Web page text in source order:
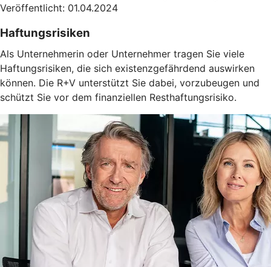
Veröffentlicht: 01.04.2024
Haftungsrisiken
Als Unternehmerin oder Unternehmer tragen Sie viele
Haftungsrisiken, die sich existenzgefährdend auswirken
können. Die R+V unterstützt Sie dabei, vorzubeugen und
schützt Sie vor dem finanziellen Resthaftungsrisiko.